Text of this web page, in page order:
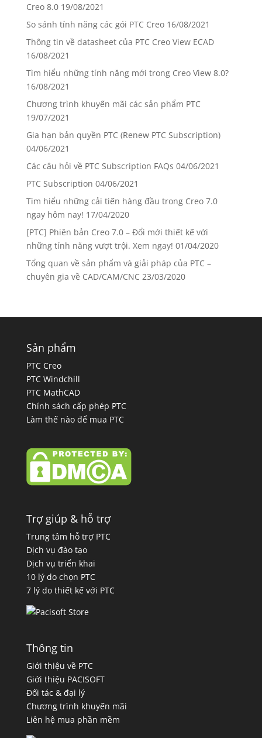
Creo 8.0 19/08/2021
So sánh tính năng các gói PTC Creo 16/08/2021
Thông tin về datasheet của PTC Creo View ECAD
16/08/2021
Tìm hiểu những tính năng mới trong Creo View 8.0?
16/08/2021
Chương trình khuyến mãi các sản phẩm PTC
19/07/2021
Gia hạn bản quyền PTC (Renew PTC Subscription)
04/06/2021
Các câu hỏi về PTC Subscription FAQs 04/06/2021
PTC Subscription 04/06/2021
Tìm hiểu những cải tiến hàng đầu trong Creo 7.0
ngay hôm nay! 17/04/2020
[PTC] Phiên bản Creo 7.0 – Đổi mới thiết kế với
những tính năng vượt trội. Xem ngay! 01/04/2020
Tổng quan về sản phẩm và giải pháp của PTC –
chuyên gia về CAD/CAM/CNC 23/03/2020
Sản phẩm
PTC Creo
PTC Windchill
PTC MathCAD
Chính sách cấp phép PTC
Làm thế nào để mua PTC
Trợ giúp & hỗ trợ
Trung tâm hỗ trợ PTC
Dịch vụ đào tạo
Dịch vụ triển khai
10 lý do chọn PTC
7 lý do thiết kế với PTC
Thông tin
Giới thiệu về PTC
Giới thiệu PACISOFT
Đối tác & đại lý
Chương trình khuyến mãi
Liên hệ mua phần mềm